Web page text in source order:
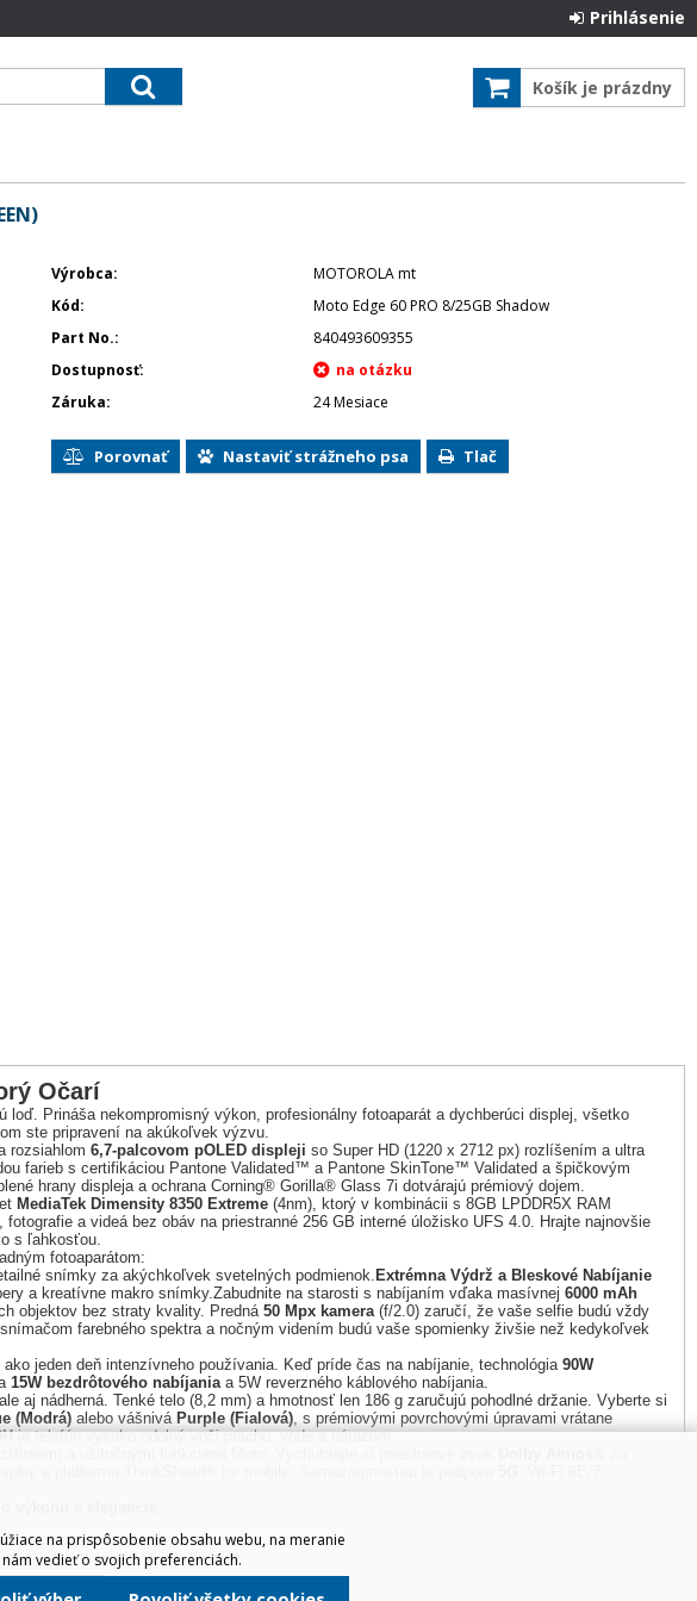
Prihlásenie
Košík je prázdny
Výrobca
MOTOROLA mt
Kód
Moto Edge 60 PRO 8/25GB Shadow
Part No.
840493609355
Dostupnosť
Záruka
24 Mesiace
Porovnať Nastaviť strážneho psa Tlač
Očarí
loď. Prináša nekompromisný výkon, profesionálny fotoaparát a dychberúci displej, všetko
ste pripravení na akúkoľvek výzvu.
rozsiahlom 6,7-palcovom pOLED displeji so Super HD (1220 x 2712 px) rozlíšením a ultra
farieb s certifikáciou Pantone Validated™ a Pantone SkinTone™ Validated a špičkovým
hrany displeja a ochrana Corning® Gorilla® Glass 7i dotvárajú prémiový dojem.
MediaTek Dimensity 8350 Extreme (4nm), ktorý v kombinácii s 8GB LPDDR5X RAM
a videá bez obáv na priestranné 256 GB interné úložisko UFS 4.0. Hrajte najnovšie
s ľahkosťou.
fotoaparátom:
snímky za akýchkoľvek svetelných podmienok.
a kreatívne makro snímky.
objektov bez straty kvality. Predná50 Mpx kamera(f/2.0) zaručí, že vaše selfie budú vždy
farebného spektra a nočným videním budú vaše spomienky živšie než kedykoľvek
Extrémna Výdrž a Bleskové Nabíjanie
Zabudnite na starosti s nabíjaním vďaka masívnej 6000 mAh
jeden deň intenzívneho používania. Keď príde čas na nabíjanie, technológia 90W
15W bezdrôtového nabíjaniaa 5W reverzného káblového nabíjania.
aj nádherná. Tenké telo (8,2 mm) a hmotnosť len 186 g zaručujú pohodlné držanie. Vyberte si
(Modrá) alebo vášnivá Purple (Fialová), s prémiovými povrchovými úpravami vrátane
je telefón vysoko odolný voči prachu, vode a nárazom.
výkonu a elegancie.
na prispôsobenie obsahu webu, na meranie
vedieť o svojich preferenciách.